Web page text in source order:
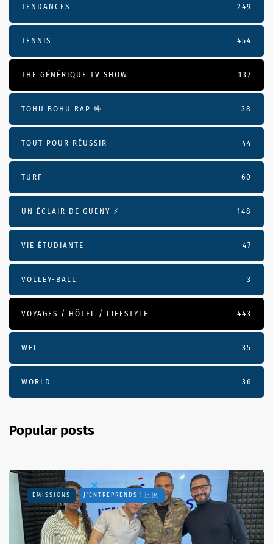
TENDANCES 249
TENNIS 454
THE GÉNÉRIQUE TV SHOW 137
TOHU BOHU RAP 🤟 38
TOUT POUR RÉUSSIR 44
TURF 60
UN ÉCLAIR DE GUENY ⚡️ 148
VIE ÉTUDIANTE 47
VOLLEY-BALL 3
VOYAGES / HÔTEL / LIFESTYLE 443
WEL 35
WORLD 36
Popular posts
EMISSIONS J'ENTREPRENDS ! 🇫🇷